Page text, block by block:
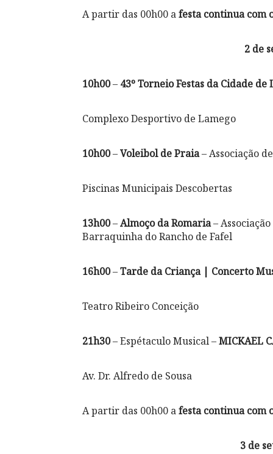
A partir das 00h00 afesta continua com
2 de
10h00– 43º Torneio Festas da Cidade de
Complexo Desportivo de Lamego
10h00–Voleibol de Praia– Associação
Piscinas Municipais Descobertas
13h00–Almoço da Romaria–
Barraquinha do Rancho de Fafel
16h00–Tarde da Criança | Concerto
Teatro Ribeiro Conceição
21h30– Espétaculo Musical –MICKAEL
Av. Dr. Alfredo de Sousa
A partir das 00h00 afesta continua com
3 de